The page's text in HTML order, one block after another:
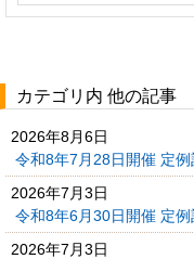
カテゴリ内 他の記事
2026年8月6日
令和8年7月28日開催 定例
2026年7月3日
令和8年6月30日開催 定例
2026年7月3日